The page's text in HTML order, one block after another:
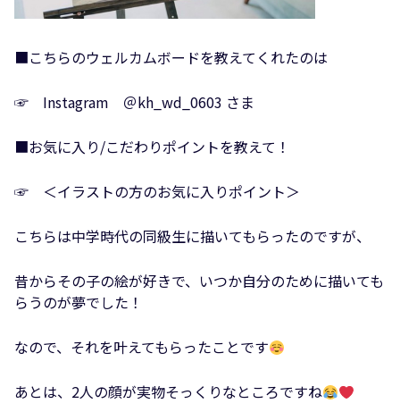
■こちらのウェルカムボードを教えてくれたのは
☞ Instagram ＠kh_wd_0603 さま
■お気に入り/こだわりポイントを教えて！
☞ ＜イラストの方のお気に入りポイント＞
こちらは中学時代の同級生に描いてもらったのですが、
昔からその子の絵が好きで、いつか自分のために描いても
らうのが夢でした！
なので、それを叶えてもらったことです
あとは、2人の顔が実物そっくりなところですね